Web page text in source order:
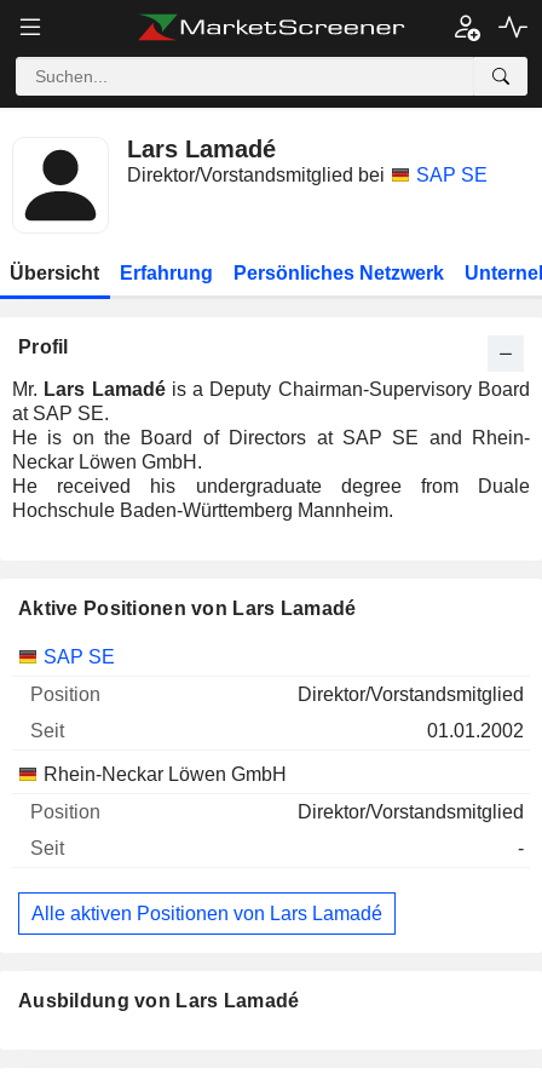
Lars Lamadé
Direktor/Vorstandsmitglied bei SAP SE
Übersicht Erfahrung Persönliches Netzwerk
Profil
Mr. Lars Lamadéis a Deputy Chairman-Supervisory Board
at SAP SE.
He is on the Board of Directors at SAP SE and Rhein-
Neckar Löwen GmbH.
He received his undergraduate degree from Duale
Hochschule Baden-Württemberg Mannheim.
Aktive Positionen von Lars Lamadé
Unternehmen
SAP SE
Direktor/Vorstandsmitglied
01.01.2002
Rhein-Neckar Löwen GmbH
Direktor/Vorstandsmitglied
-
Alle aktiven Positionen von Lars Lamadé
Ausbildung von Lars Lamadé